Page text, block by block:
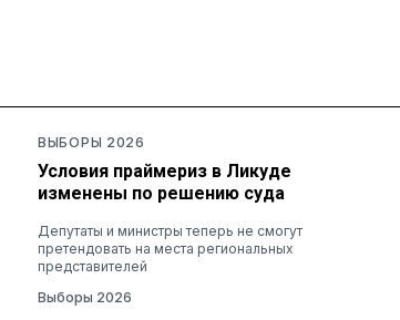
ВЫБОРЫ 2026
Условия праймериз в Ликуде
изменены по решению суда
Депутаты и министры теперь не смогут
претендовать на места региональных
представителей
Выборы 2026